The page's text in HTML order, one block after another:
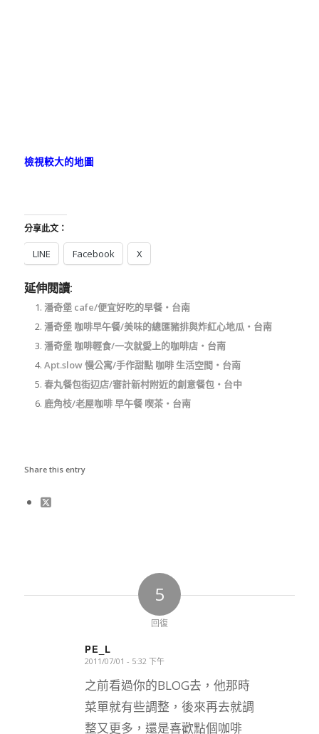
檢視較大的地圖
分享此文：
LINE Facebook X
延伸閱讀:
潘奇堡 cafe/便宜好吃的早餐‧台南
潘奇堡 咖啡早午餐/美味的總匯豬排與炸紅心地瓜‧台南
潘奇堡 咖啡輕食/一次就愛上的咖啡店‧台南
Apt.slow 慢公寓/手作甜點 咖啡 生活空間‧台南
春丸餐包街辺店/審計新村附近的創意餐包‧台中
鹿角枝/老屋咖啡 早午餐 喫茶‧台南
Share this entry
5
回復
PE_L
says:
2011/07/01 - 5:32 下午
之前看過你的BLOG去，他那時
菜單就有些調整，後來再去就調
整又更多，還是喜歡點個咖啡